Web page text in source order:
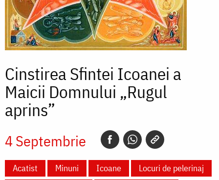
Cinstirea Sfintei Icoanei a
Maicii Domnului „Rugul
aprins”
4 Septembrie
Acatist Minuni Icoane
Locuri de pelerinaj